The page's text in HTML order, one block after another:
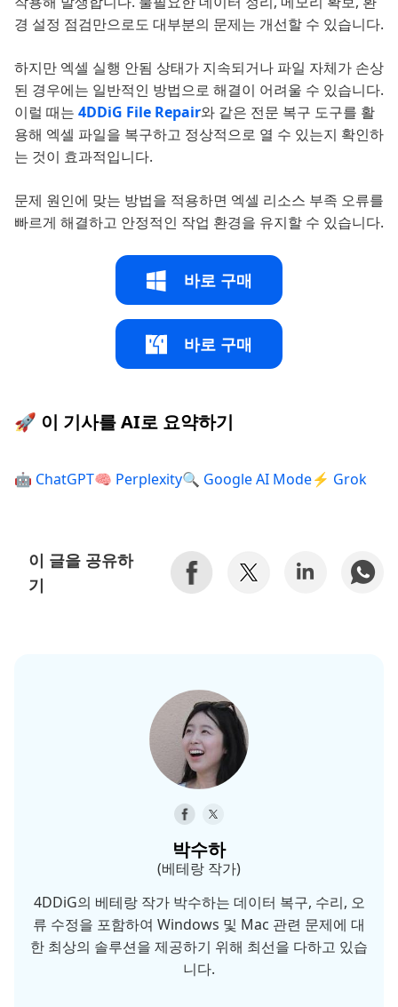
경 설정 점검만으로도 대부분의 문제는 개선할 수 있습니다.
하지만 엑셀 실행 안됨 상태가 지속되거나 파일 자체가 손상
된 경우에는 일반적인 방법으로 해결이 어려울 수 있습니다.
이럴 때는 4DDiG File Repair와 같은 전문 복구 도구를 활
용해 엑셀 파일을 복구하고 정상적으로 열 수 있는지 확인하
는 것이 효과적입니다.
문제 원인에 맞는 방법을 적용하면 엑셀 리소스 부족 오류를
빠르게 해결하고 안정적인 작업 환경을 유지할 수 있습니다.
바로 구매
바로 구매
🚀 이 기사를 AI로 요약하기
🤖 ChatGPT🧠 Perplexity🔍 Google AI Mode⚡ Grok
이 글을 공유하
기
박수하
(베테랑 작가)
4DDiG의 베테랑 작가 박수하는 데이터 복구, 수리, 오
류 수정을 포함하여 Windows 및 Mac 관련 문제에 대
한 최상의 솔루션을 제공하기 위해 최선을 다하고 있습
니다.